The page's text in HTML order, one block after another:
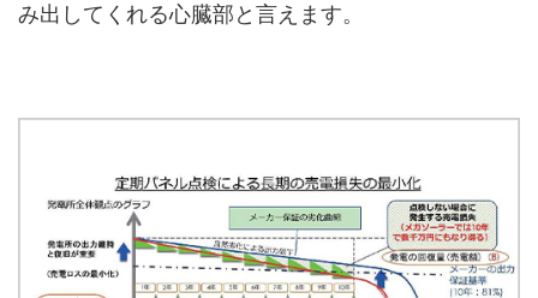
み出してくれる心臓部と言えます。